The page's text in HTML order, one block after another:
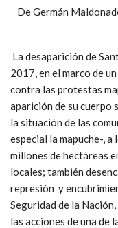
De Germán
La desaparición de
2017, en el marco de
contra las protestas
aparición de su cuerpo
la situación de las
especial la mapuche-,
millones de hectáreas
locales; también
represión y
Seguridad de la
las acciones de una de